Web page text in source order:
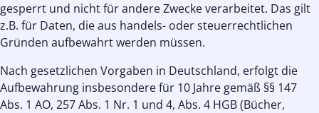
gesperrt und nicht für andere Zwecke verarbeitet. Das gilt
z.B. für Daten, die aus handels- oder steuerrechtlichen
Gründen aufbewahrt werden müssen.
Nach gesetzlichen Vorgaben in Deutschland, erfolgt die
Aufbewahrung insbesondere für 10 Jahre gemäß §§ 147
Abs. 1 AO, 257 Abs. 1 Nr. 1 und 4, Abs. 4 HGB (Bücher,